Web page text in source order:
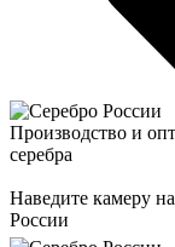
Производство и
серебра
Наведите камеру
России